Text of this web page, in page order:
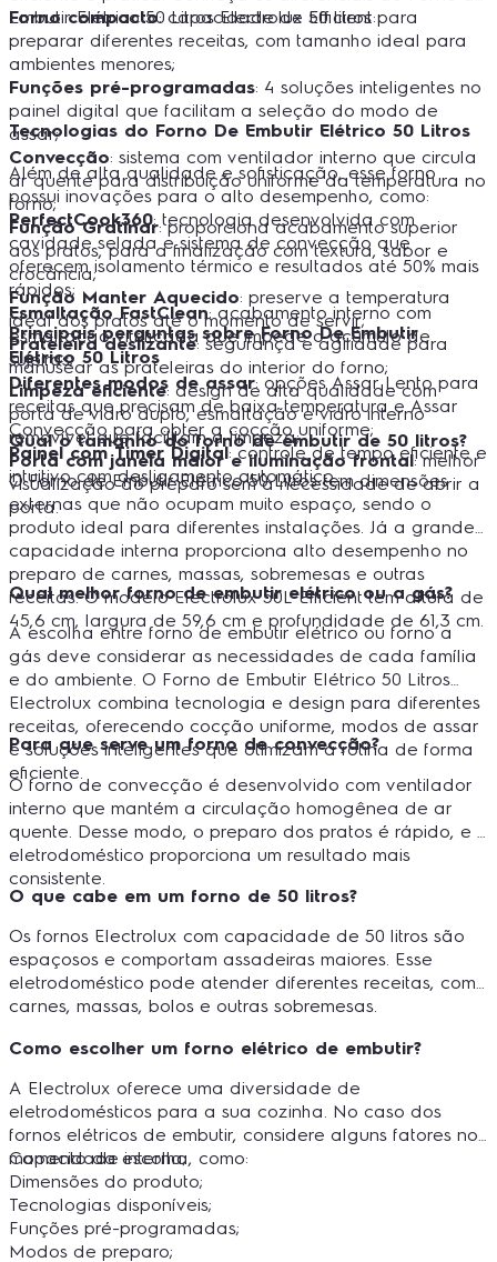
Embutir Elétrico 50 Litros Electrolux Efficient:
Forno compacto: capacidade de 50 litros para
preparar diferentes receitas, com tamanho ideal para
ambientes menores;
Funções pré-programadas: 4 soluções inteligentes no
painel digital que facilitam a seleção do modo de
assar;
Convecção: sistema com ventilador interno que circula
ar quente para distribuição uniforme da temperatura no
forno;
Função Gratinar: proporciona acabamento superior
aos pratos, para a finalização com textura, sabor e
crocância;
Função Manter Aquecido: preserve a temperatura
ideal dos pratos até o momento de servir;
Prateleira deslizante: segurança e agilidade para
manusear as prateleiras do interior do forno;
Limpeza eficiente: design de alta qualidade com
porta de vidro duplo, esmaltação e vidro interno
removível que facilitam a limpeza;
Porta com janela maior e iluminação frontal: melhor
visualização do preparo sem a necessidade de abrir a
porta.
Tecnologias do Forno De Embutir Elétrico 50 Litros
Além de alta qualidade e sofisticação, esse forno
possui inovações para o alto desempenho, como:
PerfectCook360: tecnologia desenvolvida com
cavidade selada e sistema de convecção que
oferecem isolamento térmico e resultados até 50% mais
rápidos;
Esmaltação FastClean: acabamento interno com
esmaltação vitrificada que impede o acúmulo de
sujeiras;
Diferentes modos de assar: opções Assar Lento para
receitas que precisam de baixa temperatura e Assar
Convecção para obter a cocção uniforme;
Painel com Timer Digital: controle de tempo eficiente e
intuitivo com desligamento automático.
Principais perguntas sobre Forno De Embutir
Elétrico 50 Litros
Qual o tamanho do forno de embutir de 50 litros?
O Forno de Embutir Elétrico 50 Litros tem dimensões
externas que não ocupam muito espaço, sendo o
produto ideal para diferentes instalações. Já a grande
capacidade interna proporciona alto desempenho no
preparo de carnes, massas, sobremesas e outras
receitas. O modelo Electrolux 50L Efficient tem altura de
45,6 cm, largura de 59,6 cm e profundidade de 61,3 cm.
Qual melhor forno de embutir elétrico ou a gás?
A escolha entre forno de embutir elétrico ou forno a
gás deve considerar as necessidades de cada família
e do ambiente. O Forno de Embutir Elétrico 50 Litros
Electrolux combina tecnologia e design para diferentes
receitas, oferecendo cocção uniforme, modos de assar
e soluções inteligentes que otimizam a rotina de forma
eficiente.
Para que serve um forno de convecção?
O forno de convecção é desenvolvido com ventilador
interno que mantém a circulação homogênea de ar
quente. Desse modo, o preparo dos pratos é rápido, e o
eletrodoméstico proporciona um resultado mais
consistente.
O que cabe em um forno de 50 litros?
Os fornos Electrolux com capacidade de 50 litros são
espaçosos e comportam assadeiras maiores. Esse
eletrodoméstico pode atender diferentes receitas, como
carnes, massas, bolos e outras sobremesas.
Como escolher um forno elétrico de embutir?
A Electrolux oferece uma diversidade de
eletrodomésticos para a sua cozinha. No caso dos
fornos elétricos de embutir, considere alguns fatores no
momento da escolha, como:
Capacidade interna;
Dimensões do produto;
Tecnologias disponíveis;
Funções pré-programadas;
Modos de preparo;